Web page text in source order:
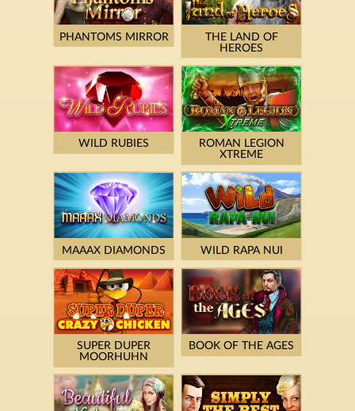
PHANTOMS MIRROR
THE LAND OF
HEROES
WILD RUBIES
ROMAN LEGION
XTREME
MAAAX DIAMONDS WILD RAPA NUI
SUPER DUPER
MOORHUHN
BOOK OF THE AGES